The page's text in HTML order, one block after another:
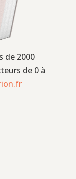
de 2000
de 0 à